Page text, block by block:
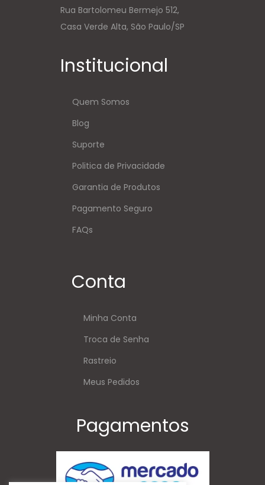
Rua Bartolomeu Bermejo 512,
Casa Verde Alta, São Paulo/SP
Institucional
Quem Somos
Blog
Suporte
Politica de Privacidade
Garantia de Produtos
Pagamento Seguro
FAQs
Conta
Minha Conta
Troca de Senha
Rastreio
Meus Pedidos
Pagamentos